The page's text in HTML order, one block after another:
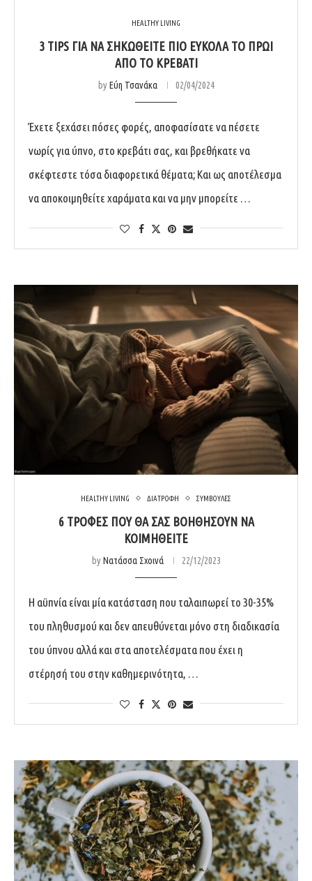
HEALTHY LIVING
3 TIPS ΓΙΑ ΝΑ ΣΗΚΩΘΕΙΤΕ ΠΙΟ ΕΥΚΟΛΑ ΤΟ ΠΡΩΙ
ΑΠΟ ΤΟ ΚΡΕΒΑΤΙ
byΕύη Τσανάκα 02/04/2024
Έχετε ξεχάσει πόσες φορές, αποφασίσατε να πέσετε
νωρίς για ύπνο, στο κρεβάτι σας, και βρεθήκατε να
σκέφτεστε τόσα διαφορετικά θέματα; Και ως αποτέλεσμα
να αποκοιμηθείτε χαράματα και να μην μπορείτε …
HEALTHY LIVING ΔΙΑΤΡΟΦΗ ΣΥΜΒΟΥΛΕΣ
6 ΤΡΟΦΕΣ ΠΟΥ ΘΑ ΣΑΣ ΒΟΗΘΗΣΟΥΝ ΝΑ
ΚΟΙΜΗΘΕΙΤΕ
byΝατάσσα Σχοινά 22/12/2023
Η αϋπνία είναι μία κατάσταση που ταλαιπωρεί το 30-35%
του πληθυσμού και δεν απευθύνεται μόνο στη διαδικασία
του ύπνου αλλά και στα αποτελέσματα που έχει η
στέρησή του στην καθημερινότητα, …